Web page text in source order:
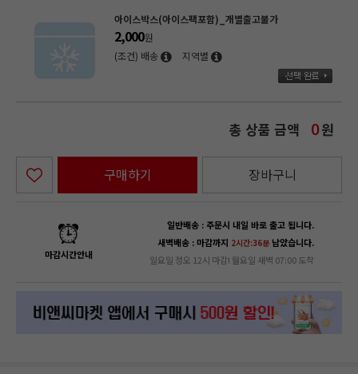
아이스박스(아이스팩포함)_개별출고불가
2,000원
(조건) 배송
지역별
총 상품 금액 0원
구매하기 장바구니
마감시간안내
일반배송 : 주문시 내일 바로 출고 됩니다.
새벽배송 : 마감까지 2시간:36분남았습니다.
일요일 정오 12시 마감! 월요일 새벽 07:00 도착